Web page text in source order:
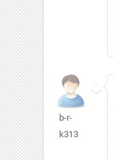
b-r-
k313